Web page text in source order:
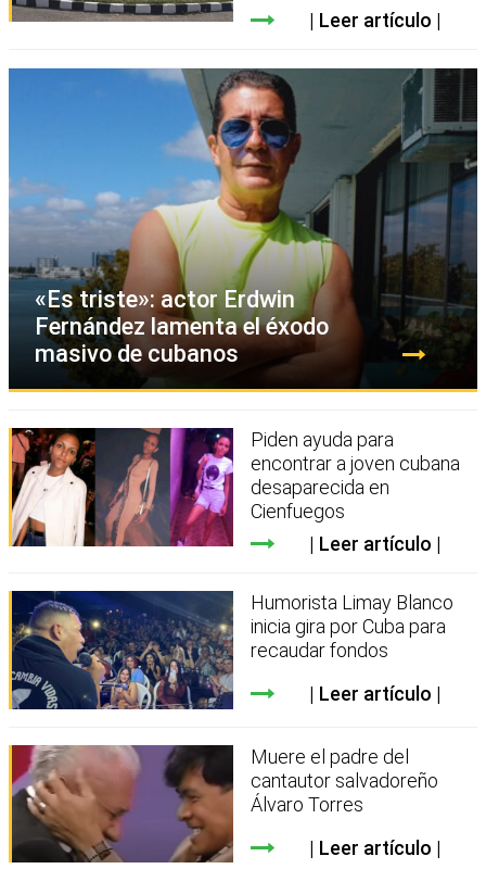
Leer artículo
«Es triste»: actor Erdwin
Fernández lamenta el éxodo
masivo de cubanos
Piden ayuda para
encontrar a joven cubana
desaparecida en
Cienfuegos
Leer artículo
Humorista Limay Blanco
inicia gira por Cuba para
recaudar fondos
Leer artículo
Muere el padre del
cantautor salvadoreño
Álvaro Torres
Leer artículo